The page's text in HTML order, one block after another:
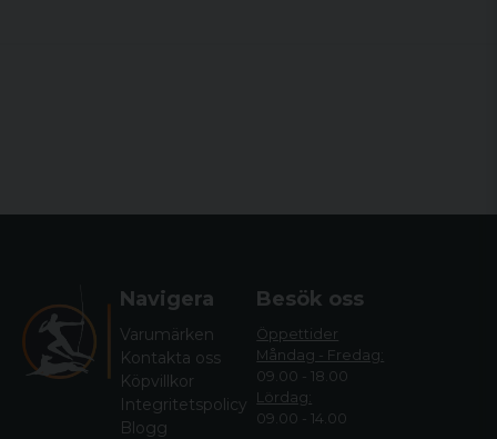
Navigera
Varumärken
Kontakta oss
Köpvillkor
Integritetspolicy
Blogg
Besök oss
Öppettider
Måndag - Fredag:
09.00 - 18.00
Lördag:
09.00 - 14.00